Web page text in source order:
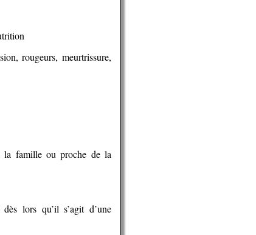
rougeurs, meurtrissure,
la famille ou proche de la
lors qu’il s’agit d’une